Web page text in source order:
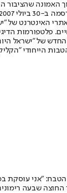
שהציבור
פלטפורמות
החדש של
הייחודי
"אני
החוצה שבעה